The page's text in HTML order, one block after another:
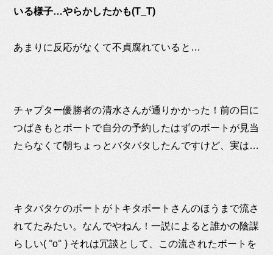
いる様子…やらかしたかも(T_T)
あまりに反応がなくて不貞腐れていると…
チャプター優勝者の清水さんが通りかかった！前の日に
つばきもとボートで自分の予約したはずのボートが見当
たらなくて朝ちょっとバタバタしたんですけど、実は…
キタバタケのボートがトキタボートさんのほうまで流さ
れてたみたい。なんでやねん！一説によると誰かの陰謀
らしい( °o° ) それは冗談として、この流されたボートを